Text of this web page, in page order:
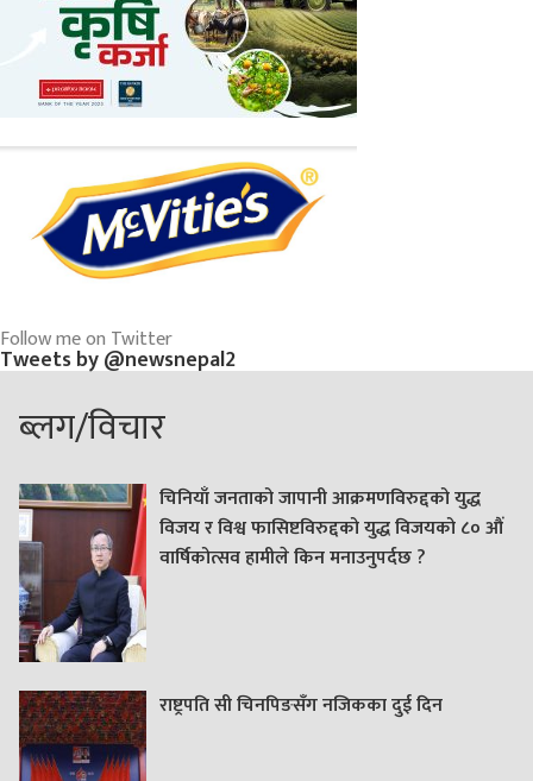
Follow me on Twitter
Tweets by @newsnepal2
ब्लग/विचार
चिनियाँ जनताको जापानी आक्रमणविरुद्दको युद्ध
विजय र विश्व फासिष्टविरुद्दको युद्ध विजयको ८० औं
वार्षिकोत्सव हामीले किन मनाउनुपर्दछ ?
राष्ट्रपति सी चिनपिङसँग नजिकका दुई दिन